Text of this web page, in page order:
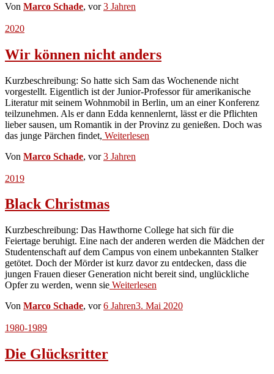
Von Marco Schade, vor3 Jahren
2020
Wir können nicht anders
Kurzbeschreibung: So hatte sich Sam das Wochenende nicht
vorgestellt. Eigentlich ist der Junior-Professor für amerikanische
Literatur mit seinem Wohnmobil in Berlin, um an einer Konferenz
teilzunehmen. Als er dann Edda kennenlernt, lässt er die Pflichten
lieber sausen, um Romantik in der Provinz zu genießen. Doch was
das junge Pärchen findet, Weiterlesen
Von Marco Schade, vor3 Jahren
2019
Black Christmas
Kurzbeschreibung: Das Hawthorne College hat sich für die
Feiertage beruhigt. Eine nach der anderen werden die Mädchen der
Studentenschaft auf dem Campus von einem unbekannten Stalker
getötet. Doch der Mörder ist kurz davor zu entdecken, dass die
jungen Frauen dieser Generation nicht bereit sind, unglückliche
Opfer zu werden, wenn sie Weiterlesen
Von Marco Schade, vor6 Jahren3. Mai 2020
1980-1989
Die Glücksritter